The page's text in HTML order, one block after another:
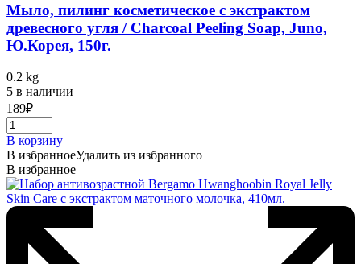
Мыло, пилинг косметическое с экстрактом
древесного угля / Charcoal Peeling Soap, Juno,
Ю.Корея, 150г.
0.2 kg
5 в наличии
189₽
В корзину
В избранноеУдалить из избранного
В избранное